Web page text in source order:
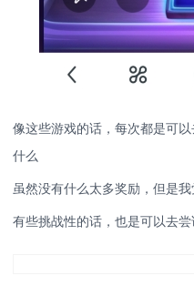
像这些游戏的话，每次都是可
什么
虽然没有什么太多奖励，但是
有些挑战性的话，也是可以去